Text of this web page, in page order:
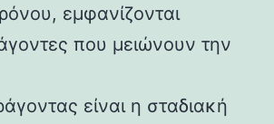
εμφανίζονται
που μειώνουν την
είναι η σταδιακή